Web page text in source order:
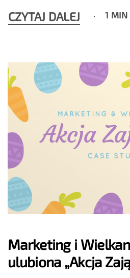
CZYTAJ DALEJ 1 MIN
Marketing i
ulubiona „Akcja